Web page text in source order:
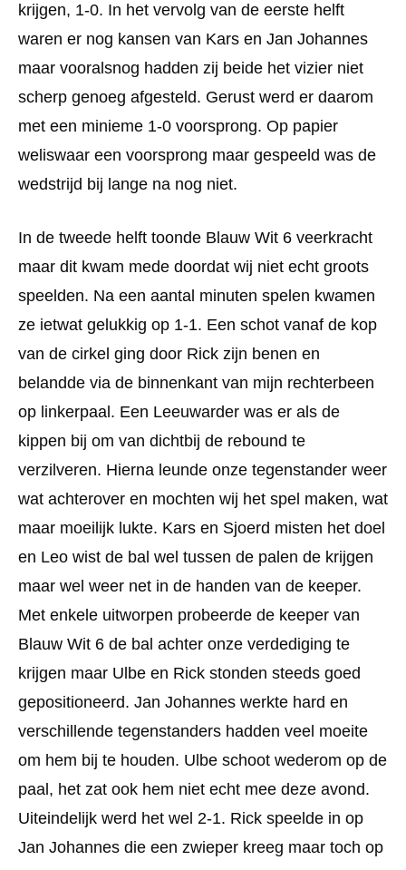
krijgen, 1-0. In het vervolg van de eerste helft
waren er nog kansen van Kars en Jan Johannes
maar vooralsnog hadden zij beide het vizier niet
scherp genoeg afgesteld. Gerust werd er daarom
met een minieme 1-0 voorsprong. Op papier
weliswaar een voorsprong maar gespeeld was de
wedstrijd bij lange na nog niet.
In de tweede helft toonde Blauw Wit 6 veerkracht
maar dit kwam mede doordat wij niet echt groots
speelden. Na een aantal minuten spelen kwamen
ze ietwat gelukkig op 1-1. Een schot vanaf de kop
van de cirkel ging door Rick zijn benen en
belandde via de binnenkant van mijn rechterbeen
op linkerpaal. Een Leeuwarder was er als de
kippen bij om van dichtbij de rebound te
verzilveren. Hierna leunde onze tegenstander weer
wat achterover en mochten wij het spel maken, wat
maar moeilijk lukte. Kars en Sjoerd misten het doel
en Leo wist de bal wel tussen de palen de krijgen
maar wel weer net in de handen van de keeper.
Met enkele uitworpen probeerde de keeper van
Blauw Wit 6 de bal achter onze verdediging te
krijgen maar Ulbe en Rick stonden steeds goed
gepositioneerd. Jan Johannes werkte hard en
verschillende tegenstanders hadden veel moeite
om hem bij te houden. Ulbe schoot wederom op de
paal, het zat ook hem niet echt mee deze avond.
Uiteindelijk werd het wel 2-1. Rick speelde in op
Jan Johannes die een zwieper kreeg maar toch op